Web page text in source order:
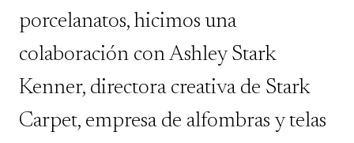
porcelanatos, hicimos una
colaboración con Ashley Stark
Kenner, directora creativa de Stark
Carpet, empresa de alfombras y telas